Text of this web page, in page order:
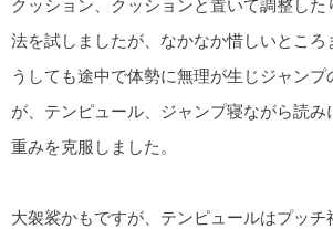
クッション、クッションと置いて調整し
法を試しましたが、なかなか惜しいところ
うしても途中で体勢に無理が生じジャンプ
が、テンピュール、ジャンプ寝ながら読
重みを克服しました。
大袈裟かもですが、テンピュールはプッチ